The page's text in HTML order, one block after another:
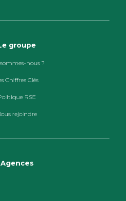
groupe
nous ?
Chiffres Clés
RSE
rejoindre
Agences